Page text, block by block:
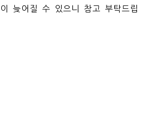
늦어질 수 있으니 참고 부탁드립